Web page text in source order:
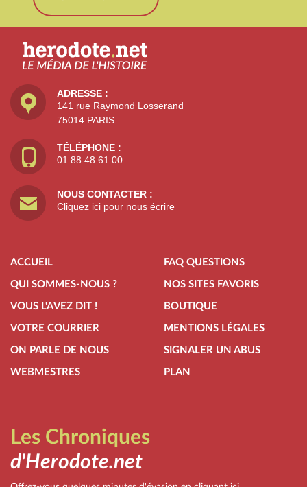
ADRESSE :
141 rue Raymond Losserand
75014 PARIS
TÉLÉPHONE :
01 88 48 61 00
NOUS CONTACTER :
Cliquez ici pour nous écrire
ACCUEIL
QUI SOMMES-NOUS ?
VOUS L'AVEZ DIT !
VOTRE COURRIER
ON PARLE DE NOUS
WEBMESTRES
FAQ QUESTIONS
NOS SITES FAVORIS
BOUTIQUE
MENTIONS LÉGALES
SIGNALER UN ABUS
PLAN
Les Chroniques
d'Herodote.net